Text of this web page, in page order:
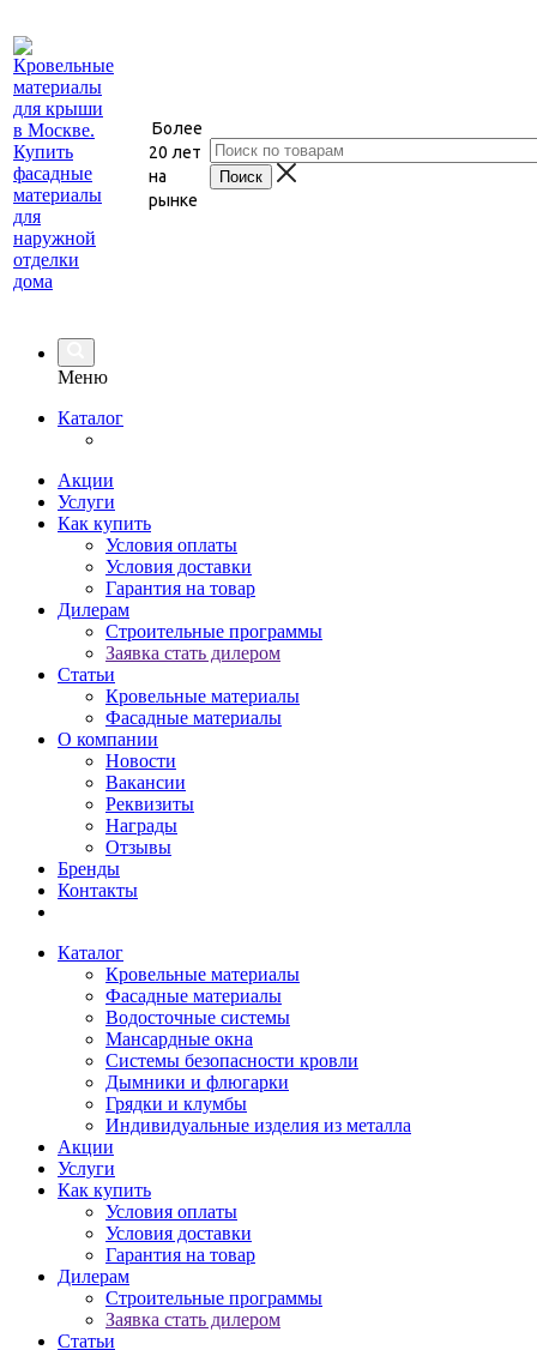
Более
20 лет
на
рынке
Меню
Каталог
Акции
Услуги
Как купить
Условия оплаты
Условия доставки
Гарантия на товар
Дилерам
Строительные программы
Заявка стать дилером
Статьи
Кровельные материалы
Фасадные материалы
О компании
Новости
Вакансии
Реквизиты
Награды
Отзывы
Бренды
Контакты
Каталог
Кровельные материалы
Фасадные материалы
Водосточные системы
Мансардные окна
Системы безопасности кровли
Дымники и флюгарки
Грядки и клумбы
Индивидуальные изделия из металла
Акции
Услуги
Как купить
Условия оплаты
Условия доставки
Гарантия на товар
Дилерам
Строительные программы
Заявка стать дилером
Статьи